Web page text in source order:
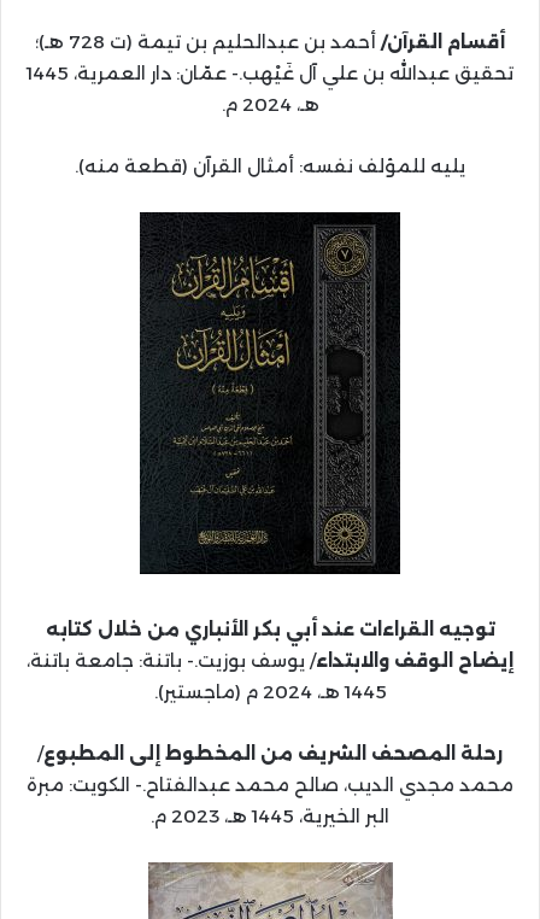
أقسام القرآن/
أحمد بن عبدالحليم بن تيمة (ت 728 هـ)؛
تحقيق عبدالله بن علي آل غَيْهب.- عمّان: دار العمرية، 1445
هـ، 2024 م.
يليه للمؤلف نفسه: أمثال القرآن (قطعة منه).
توجيه القراءات عند أبي بكر الأنباري من خلال كتابه
إيضاح الوقف والابتداء/ يوسف بوزيت.- باتنة: جامعة باتنة،
1445 هـ، 2024 م (ماجستير).
رحلة المصحف الشريف من المخطوط إلى المطبوع/
محمد مجدي الديب، صالح محمد عبدالفتاح.- الكويت: مبرة
البر الخيرية، 1445 هـ، 2023 م.